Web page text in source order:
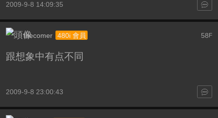
2009-9-8 14:09:35
58F
thecomer 480i 會員
跟想象中有点不同
2009-9-8 23:00:43